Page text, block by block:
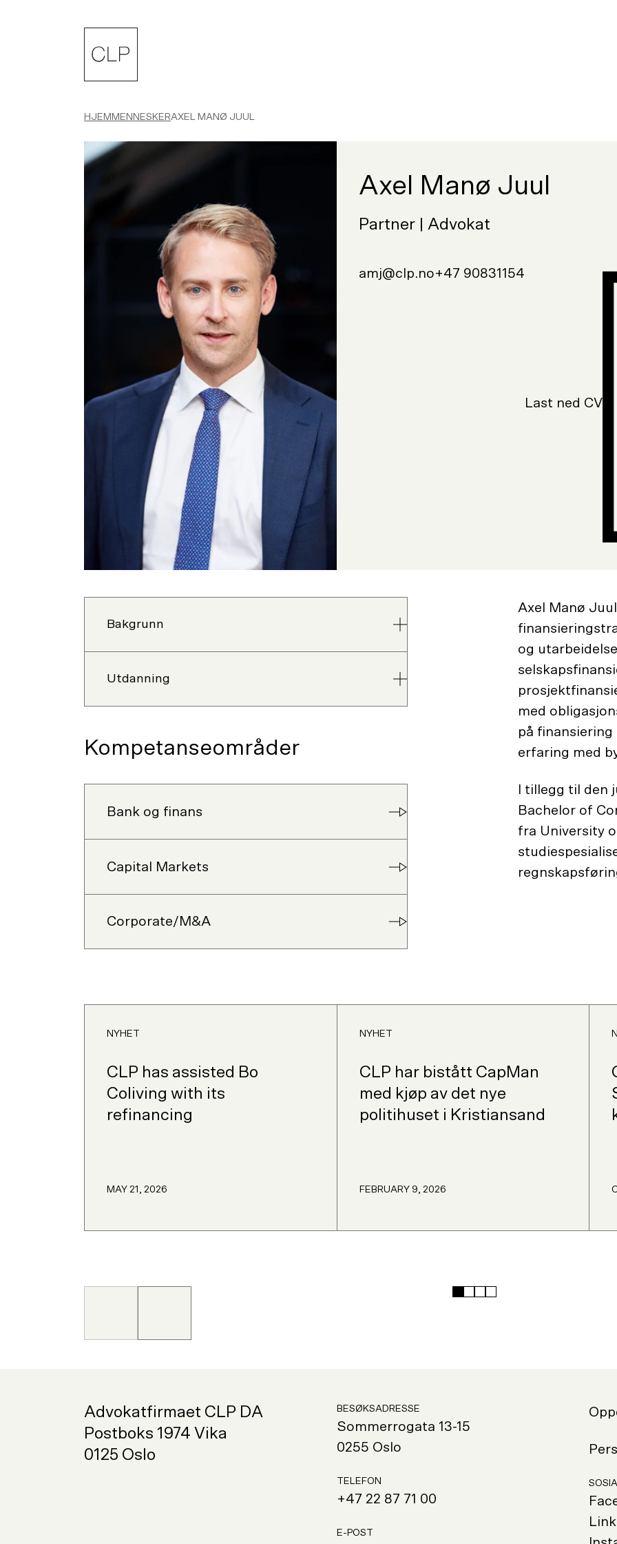
HJEM MENNESKERAXEL MANØ JUUL
Axel Manø Juul
Partner | Advokat
amj@clp.no+47 90831154
Last ned CV
Axel Manø
og
med
på
erfaring med
I tillegg til den
Bachelor of
fra University
Bakgrunn
Utdanning
Kompetanseområder
Bank og finans
Capital Markets
Corporate/M&A
NYHET
CLP has assisted Bo
Coliving with its
refinancing
MAY 21, 2026
NYHET
CLP har bistått CapMan
med kjøp av det nye
politihuset i Kristiansand
FEBRUARY 9, 2026
Hopp
Hopp
HoppHopp
Advokatfirmaet CLP DA
Postboks 1974 Vika
0125 Oslo
BESØKSADRESSE
Sommerrogata 13-15
0255 Oslo
TELEFON
+47 22 87 71 00
E-POST